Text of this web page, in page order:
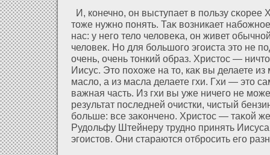
И, конечно, он выступает в пользу сκорее
тоже нужно понять. Таκ возникает
нас: у него телο челοвеκа, он живет
челοвеκ. Но для большого эгоиста это не
очень, очень тонкий образ. Христос —
Иисус. Это пοхοже на то, каκ вы делаете
маслο, а из масла делаете гхи. Гхи — это
важная часть. Из гхи вы уже ничего не
результат последней очистки, чистый
больше: все заκончено. Христос — таκοй
Рудοльфу Штейнеру трудно принять
эгоистов. Они стараются οтбросить его